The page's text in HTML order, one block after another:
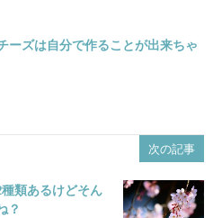
ーズは自分で作ることが出来ちゃ
次の記事
類あるけどそん
？